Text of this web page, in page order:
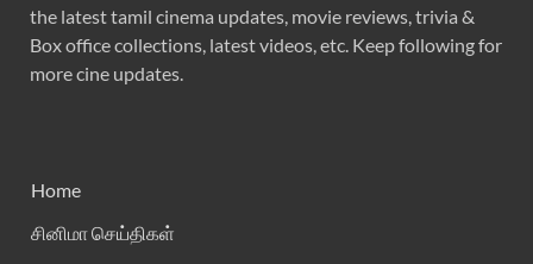
the latest tamil cinema updates, movie reviews, trivia &
Box office collections, latest videos, etc. Keep following for
more cine updates.
Home
சினிமா செய்திகள்